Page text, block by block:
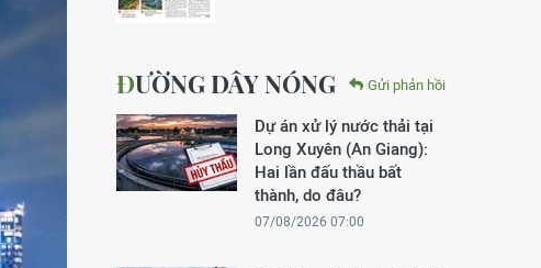
ĐƯỜNG DÂY NÓNG Gửi phản hồi
Dự án xử lý nước thải tại
Long Xuyên (An Giang):
Hai lần đấu thầu bất
thành, do đâu?
07/08/2026 07:00